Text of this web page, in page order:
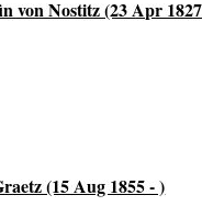
von Nostitz (23 Apr
(15 Aug 1855 - )